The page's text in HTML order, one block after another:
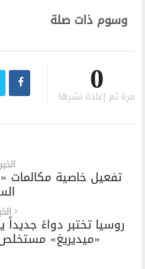
وسوم ذات صلة
0
مرة تم إعادة نشرها
تفعيل خاصية
روسيا تختبر دواءً
«ميديريغ»